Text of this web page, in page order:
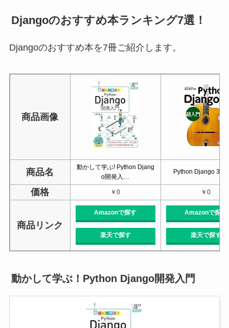
Djangoのおすすめ本ランキング7選！
Djangoのおすすめ本を7冊ご紹介します。
商品画像
商品名
動かして学ぶ! Python Djang
o開発入…
Python Django 3超
価格 ￥0 ￥0
商品リンク
Amazonで探す
楽天で探す
Amazonで探す
楽天で探す
動かして学ぶ！Python Django開発入門